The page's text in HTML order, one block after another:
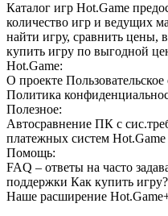
Каталог игр Hot.Game
количество игр и ведущих
найти игру, сравнить цены,
купить игру по выгодной
Hot.Game:
О проекте
Политика
Полезное:
Автосравнение ПК с
платежных систем
Помощь:
FAQ – ответы на часто
поддержки Как купить игру?
Наше расширение